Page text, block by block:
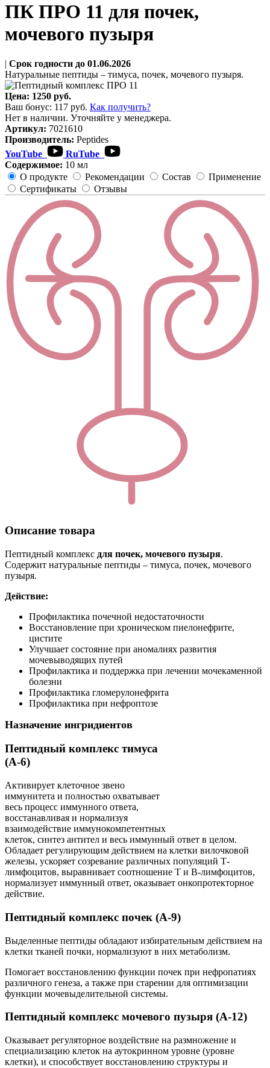
ПК ПРО 11 для почек,
мочевого пузыря
| Срок годности до 01.06.2026
Натуральные пептиды – тимуса, почек, мочевого пузыря.
Цена: 1250 руб.
Ваш бонус: 117 руб. Как получить?
Нет в наличии. Уточняйте у менеджера.
Артикул: 7021610
Производитель: Peptides
YouTube
RuTube
Содержимое: 10 мл
О продукте
Рекомендации Состав
Применение
Сертификаты
Отзывы
Описание товара
Пептидный комплекс для почек, мочевого пузыря.
Содержит натуральные пептиды – тимуса, почек, мочевого
пузыря.
Действие:
Профилактика почечной недостаточности
Восстановление при хроническом пиелонефрите,
цистите
Улучшает состояние при аномалиях развития
мочевыводящих путей
Профилактика и поддержка при лечении мочекаменной
болезни
Профилактика гломерулонефрита
Профилактика при нефроптозе
Назначение ингридиентов
Пептидный комплекс тимуса
(А-6)
Активирует клеточное звено
иммунитета и полностью охватывает
весь процесс иммунного ответа,
восстанавливая и нормализуя
взаимодействие иммунокомпетентных
клеток, синтез антител и весь иммунный ответ в целом.
Обладает регулирующим действием на клетки вилочковой
железы, ускоряет созревание различных популяций Т-
лимфоцитов, выравнивает соотношение Т и В-лимфоцитов,
нормализует иммунный ответ, оказывает онкопротекторное
действие.
Пептидный комплекс почек (А-9)
Выделенные пептиды обладают избирательным действием на
клетки тканей почки, нормализуют в них метаболизм.
Помогает восстановлению функции почек при неф­ропатиях
различного генеза, а также при старении для оптимизации
функции мочевыделительной системы.
Пептидный комплекс мочевого пузыря (А-12)
Оказывает регуляторное воздействие на размножение и
специализацию клеток на аутокринном уровне (уровне
клетки), и способствует восстановлению структуры и